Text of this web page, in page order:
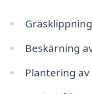
Beskärning
Plantering